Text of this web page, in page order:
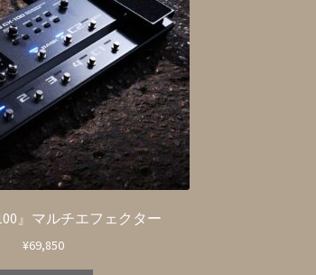
』マルチエフェクター
¥69,850